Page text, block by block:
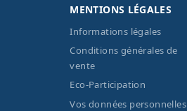
MENTIONS LÉGALES
Informations légales
Conditions générales de
vente
Eco-Participation
Vos données personnelles